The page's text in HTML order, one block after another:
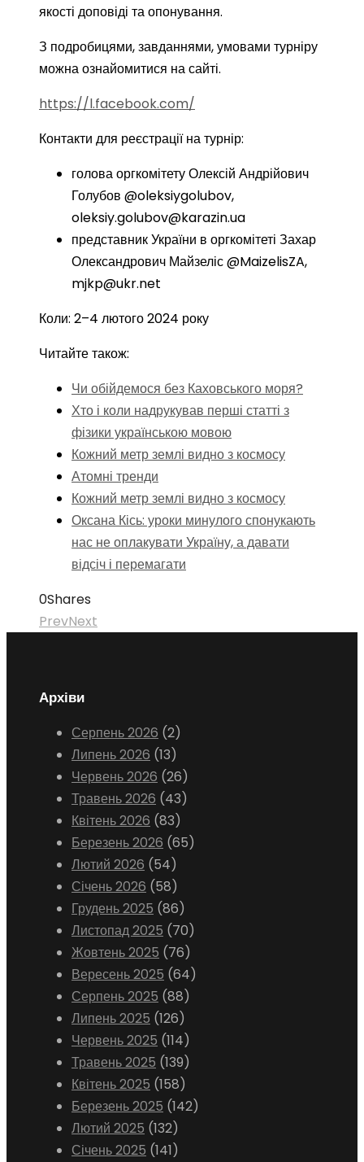
якості доповіді та опонування.
З подробицями, завданнями, умовами турніру
можна ознайомитися на сайті.
https://l.facebook.com/
Контакти для реєстрації на турнір:
голова оргкомітету Олексій Андрійович
Голубов @oleksiygolubov,
oleksiy.golubov@karazin.ua
представник України в оргкомітеті Захар
Олександрович Майзеліс @MaizelisZA,
mjkp@ukr.net
Коли: 2–4 лютого 2024 року
Читайте також:
Чи обійдемося без Каховського моря?
Хто і коли надрукував перші статті з
фізики українською мовою
Кожний метр землі видно з космосу
Атомні тренди
Кожний метр землі видно з космосу
Оксана Кісь: уроки минулого спонукають
нас не оплакувати Україну, а давати
відсіч і перемагати
0Shares
PrevNext
Архіви
Серпень 2026 (2)
Липень 2026 (13)
Червень 2026 (26)
Травень 2026 (43)
Квітень 2026 (83)
Березень 2026 (65)
Лютий 2026 (54)
Січень 2026 (58)
Грудень 2025 (86)
Листопад 2025 (70)
Жовтень 2025 (76)
Вересень 2025 (64)
Серпень 2025 (88)
Липень 2025 (126)
Червень 2025 (114)
Травень 2025 (139)
Квітень 2025 (158)
Березень 2025 (142)
Лютий 2025 (132)
Січень 2025 (141)